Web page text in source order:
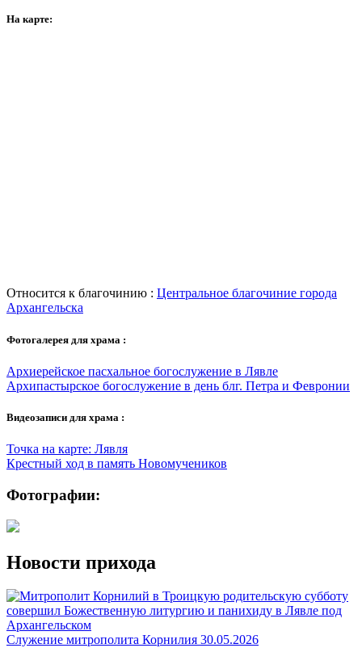
На карте:
Относится к благочинию : Центральное благочиние города
Архангельска
Фотогалерея для храма :
Архиерейское пасхальное богослужение в Лявле
Архипастырское богослужение в день блг. Петра и Февронии
Видеозаписи для храма :
Точка на карте: Лявля
Крестный ход в память Новомучеников
Фотографии:
Новости прихода
Служение митрополита Корнилия 30.05.2026